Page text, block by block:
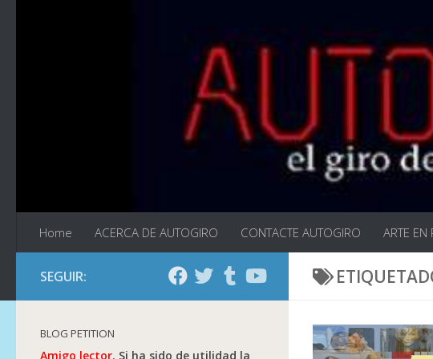
Home ACERCA DE AUTOGIRO CONTACTE AUTOGIRO ARTE EN
SEGUIR:
BLOG PETITION
Amigo lector. Si ha sido de utilidad la